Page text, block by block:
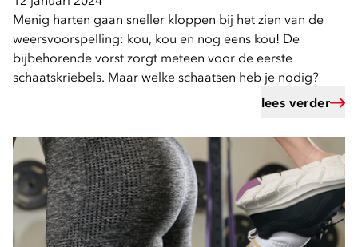
Menig harten gaan sneller kloppen bij het zien van de
weersvoorspelling: kou, kou en nog eens kou! De
bijbehorende vorst zorgt meteen voor de eerste
schaatskriebels. Maar welke schaatsen heb je nodig?
lees verder